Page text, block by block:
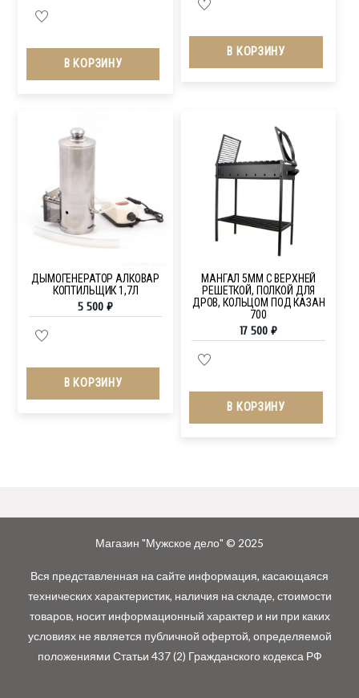
В КОРЗИНУ
В КОРЗИНУ
ДЫМОГЕНЕРАТОР АЛКОВАР
КОПТИЛЬЩИК 1,7Л
5 500₽
В КОРЗИНУ
МАНГАЛ 5ММ С ВЕРХНЕЙ
РЕШЕТКОЙ, ПОЛКОЙ ДЛЯ
ДРОВ, КОЛЬЦОМ ПОД КАЗАН
700
17 500₽
В КОРЗИНУ
Магазин "Мужское дело" © 2025
Вся представленная на сайте информация, касающаяся
технических характеристик, наличия на складе, стоимости
товаров, носит информационный характер и ни при каких
условиях не является публичной офертой, определяемой
положениями Статьи 437 (2) Гражданского кодекса РФ